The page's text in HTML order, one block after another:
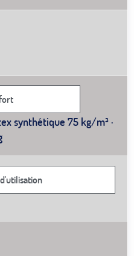
synthétique 75 kg/m³ ·